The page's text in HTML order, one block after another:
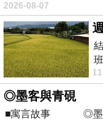
2026-08-07
◎墨客與青硯
■寓言故事 ◎墨
⊕潘